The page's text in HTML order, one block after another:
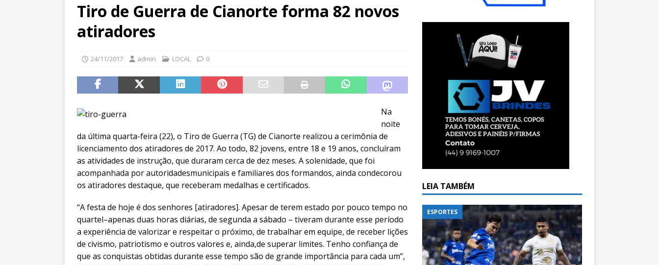
Tiro de Guerra de Cianorte forma 82 novos
atiradores
24/11/2017 admin LOCAL 0
Na
noite
da última quarta-feira (22), o Tiro de Guerra (TG) de Cianorte realizou a cerimônia de
licenciamento dos atiradores de 2017. Ao todo, 82 jovens, entre 18 e 19 anos, concluíram
as atividades de instrução, que duraram cerca de dez meses. A solenidade, que foi
acompanhada por autoridadesmunicipais e familiares dos formandos, ainda condecorou
os atiradores destaque, que receberam medalhas e certificados.
“A festa de hoje é dos senhores [atiradores]. Apesar de terem estado por pouco tempo no
quartel–apenas duas horas diárias, de segunda a sábado – tiveram durante esse período
a experiência de valorizar e respeitar o próximo, de trabalhar em equipe, de receber lições
de civismo, patriotismo e outros valores e, ainda,de superar limites. Tenho confiança de
que as conquistas obtidas durante esse tempo são de grande importância para cada um”,
LEIA TAMBÉM
ESPORTES